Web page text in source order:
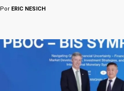
Por ERIC NESICH